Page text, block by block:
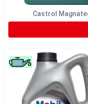
Castrol